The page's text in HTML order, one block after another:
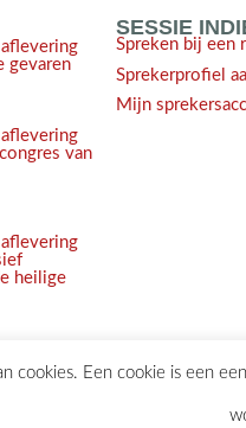
gevaren
van
heilige
SESSIE
Spreken bij een
Sprekerprofiel
Mijn
cookies. Een cookie is een